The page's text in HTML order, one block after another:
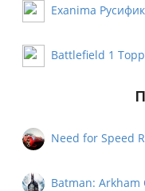
Exanima
Battlefield 1
Need for Speed
Batman: Arkham